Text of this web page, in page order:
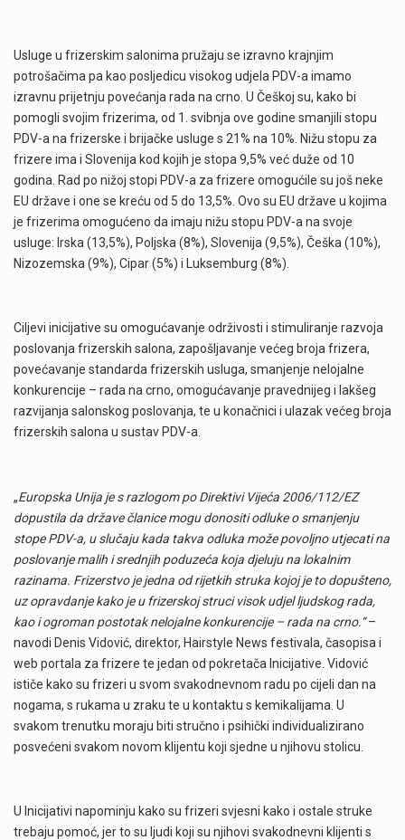
Usluge u frizerskim salonima pružaju se izravno krajnjim
potrošačima pa kao posljedicu visokog udjela PDV-a imamo
izravnu prijetnju povećanja rada na crno. U Češkoj su, kako bi
pomogli svojim frizerima, od 1. svibnja ove godine smanjili stopu
PDV-a na frizerske i brijačke usluge s 21% na 10%. Nižu stopu za
frizere ima i Slovenija kod kojih je stopa 9,5% već duže od 10
godina. Rad po nižoj stopi PDV-a za frizere omogućile su još neke
EU države i one se kreću od 5 do 13,5%. Ovo su EU države u kojima
je frizerima omogućeno da imaju nižu stopu PDV-a na svoje
usluge: Irska (13,5%), Poljska (8%), Slovenija (9,5%), Češka (10%),
Nizozemska (9%), Cipar (5%) i Luksemburg (8%).
Ciljevi inicijative su omogućavanje održivosti i stimuliranje razvoja
poslovanja frizerskih salona, zapošljavanje većeg broja frizera,
povećavanje standarda frizerskih usluga, smanjenje nelojalne
konkurencije – rada na crno, omogućavanje pravednijeg i lakšeg
razvijanja salonskog poslovanja, te u konačnici i ulazak većeg broja
frizerskih salona u sustav PDV-a.
„Europska Unija je s razlogom po Direktivi Vijeća 2006/112/EZ
dopustila da države članice mogu donositi odluke o smanjenju
stope PDV-a, u slučaju kada takva odluka može povoljno utjecati na
poslovanje malih i srednjih poduzeća koja djeluju na lokalnim
razinama. Frizerstvo je jedna od rijetkih struka kojoj je to dopušteno,
uz opravdanje kako je u frizerskoj struci visok udjel ljudskog rada,
kao i ogroman postotak nelojalne konkurencije – rada na crno.“–
navodi Denis Vidović, direktor, Hairstyle News festivala, časopisa i
web portala za frizere te jedan od pokretača Inicijative. Vidović
ističe kako su frizeri u svom svakodnevnom radu po cijeli dan na
nogama, s rukama u zraku te u kontaktu s kemikalijama. U
svakom trenutku moraju biti stručno i psihički individualizirano
posvećeni svakom novom klijentu koji sjedne u njihovu stolicu.
U Inicijativi napominju kako su frizeri svjesni kako i ostale struke
trebaju pomoć, jer to su ljudi koji su njihovi svakodnevni klijenti s